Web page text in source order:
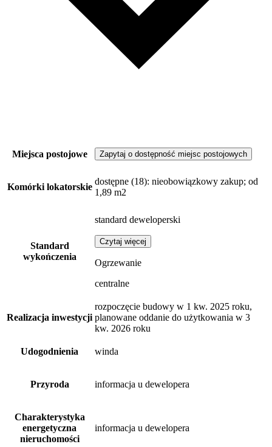
Miejsca postojowe Zapytaj o dostępność miejsc postojowych
Komórki lokatorskie
dostępne (18): nieobowiązkowy zakup; od
1,89 m2
Standard
wykończenia
standard deweloperski
Czytaj więcej
Ogrzewanie
centralne
Realizacja inwestycji
rozpoczęcie budowy w 1 kw. 2025 roku,
planowane oddanie do użytkowania w 3
kw. 2026 roku
Udogodnienia winda
Przyroda informacja u dewelopera
Charakterystyka
energetyczna
nieruchomości
informacja u dewelopera